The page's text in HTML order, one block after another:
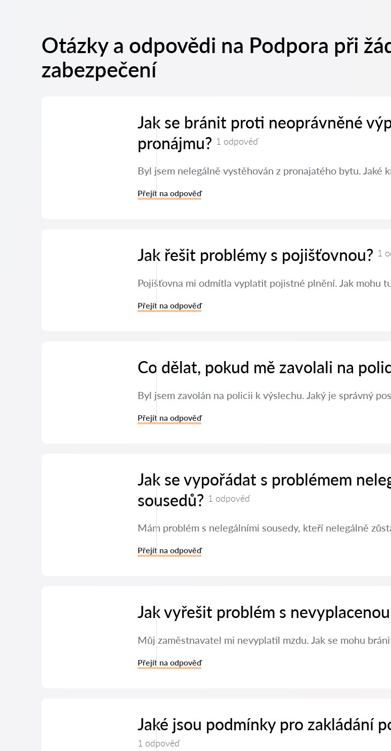
Otázky a odpovědi na Podpora při
zabezpečení
Jak se bránit proti neoprávněné
pronájmu? 1 odpověď
Byl jsem nelegálně vystěhován z pronajatého bytu. Jaké
Přejít na odpověď
Jak řešit problémy s pojišťovnou? 1
Pojišťovna mi odmítla vyplatit pojistné plnění. Jak mohu
Přejít na odpověď
Co dělat, pokud mě zavolali na
Byl jsem zavolán na policii k výslechu. Jaký je správný
Přejít na odpověď
Jak se vypořádat s problémem
sousedů? 1 odpověď
Mám problém s nelegálními sousedy, kteří nelegálně
Přejít na odpověď
Jak vyřešit problém s
Můj zaměstnavatel mi nevyplatil mzdu. Jak se mohu
Přejít na odpověď
Jaké jsou podmínky pro zakládání
1 odpověď